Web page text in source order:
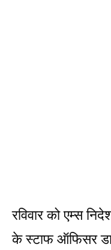
रविवार को एम्स
के स्टाफ ऑफिसर